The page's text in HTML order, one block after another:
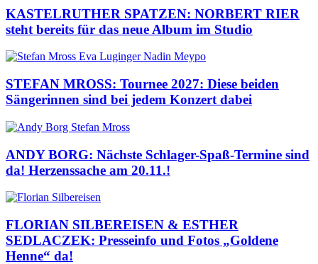
KASTELRUTHER SPATZEN: NORBERT RIER
steht bereits für das neue Album im Studio
STEFAN MROSS: Tournee 2027: Diese beiden
Sängerinnen sind bei jedem Konzert dabei
ANDY BORG: Nächste Schlager-Spaß-Termine sind
da! Herzenssache am 20.11.!
FLORIAN SILBEREISEN & ESTHER
SEDLACZEK: Presseinfo und Fotos „Goldene
Henne“ da!